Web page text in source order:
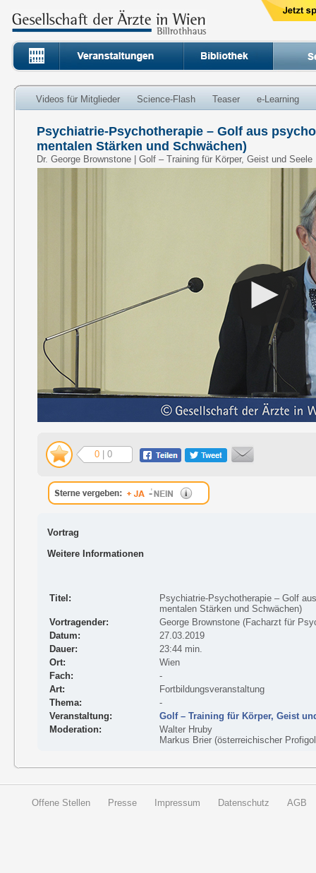
Videos für Mitglieder Science-Flash Teaser e-Learning
Psychiatrie-Psychotherapie – Golf aus
mentalen Stärken und Schwächen)
Dr. George Brownstone | Golf – Training für Körper, Geist und Seele
0 | 0
Vortrag
Weitere Informationen
Titel:
Psychiatrie-Psychotherapie – Golf
mentalen Stärken und Schwächen)
Vortragender:
George Brownstone (Facharzt für
Datum:
27.03.2019
Dauer:
23:44 min.
Ort:
Wien
Fach:
-
Art:
Fortbildungsveranstaltung
Thema:
-
Veranstaltung:
Golf – Training für Körper, Geist
Moderation:
Walter Hruby
Markus Brier (österreichischer
Offene Stellen Presse Impressum Datenschutz AGB